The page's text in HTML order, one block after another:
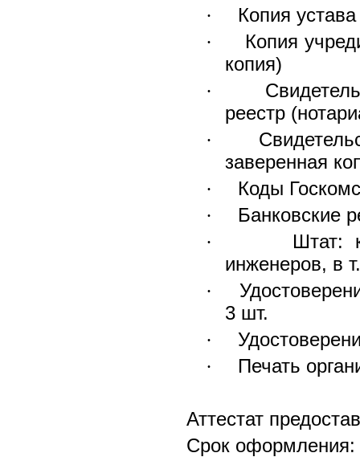
· Копия
·
Копия
копия)
·
реестр
·
заверенная
· Коды
· Банковские
·
Штат:
инженеров, в
·
3 шт.
·
· Печать
Аттестат
Срок оформления: